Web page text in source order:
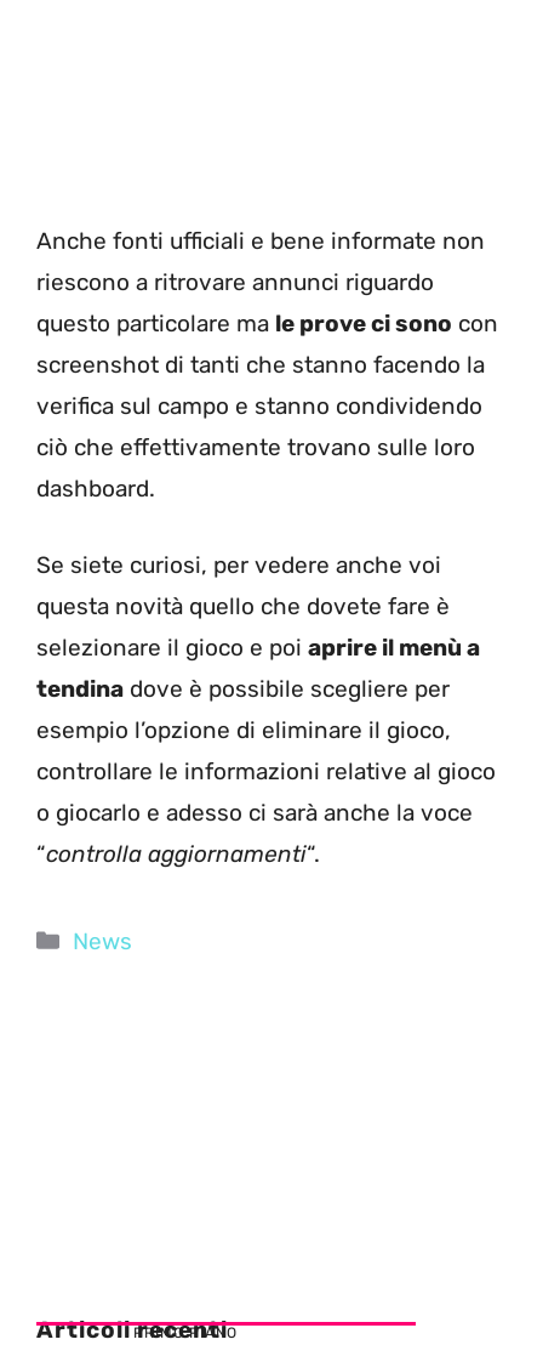
Anche fonti ufficiali e bene informate non
riescono a ritrovare annunci riguardo
questo particolare ma le prove ci sono con
screenshot di tanti che stanno facendo la
verifica sul campo e stanno condividendo
ciò che effettivamente trovano sulle loro
dashboard.
Se siete curiosi, per vedere anche voi
questa novità quello che dovete fare è
selezionare il gioco e poi aprire il menù a
tendina dove è possibile scegliere per
esempio l’opzione di eliminare il gioco,
controllare le informazioni relative al gioco
o giocarlo e adesso ci sarà anche la voce
“controlla aggiornamenti“.
Categorie
News
Articoli recenti
PRIMO PIANO